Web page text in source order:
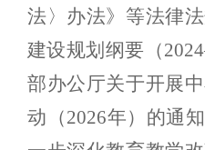
法〉办法》等法律
建设规划纲要（
部办公厅关于开展
动（2026年）的通知